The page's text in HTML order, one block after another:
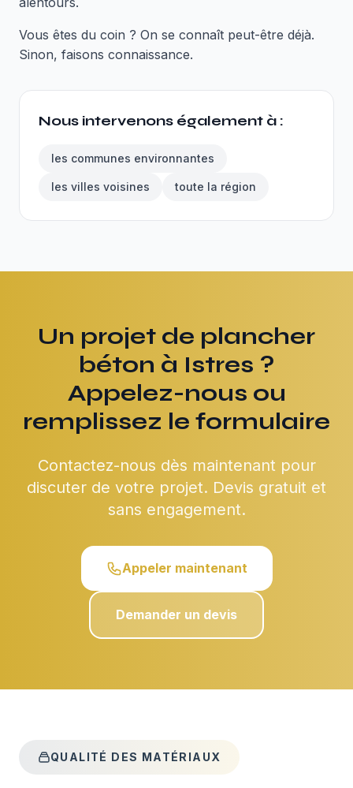
Vous êtes du coin ? On se connaît peut-être déjà.
Sinon, faisons connaissance.
Nous intervenons également à :
les communes environnantes
les villes voisines toute la région
Un projet de plancher
béton à Istres ?
Appelez-nous ou
remplissez le formulaire
Contactez-nous dès maintenant pour
discuter de votre projet. Devis gratuit et
sans engagement.
Appeler maintenant
Demander un devis
QUALITÉ DES MATÉRIAUX